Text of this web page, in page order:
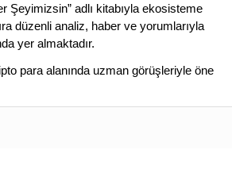
Şeyimizsin” adlı kitabıyla ekosisteme
düzenli analiz, haber ve yorumlarıyla
yer almaktadır.
para alanında uzman görüşleriyle öne